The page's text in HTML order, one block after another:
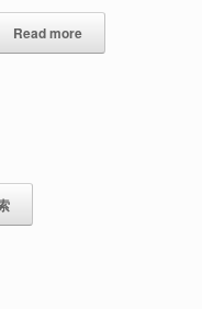
Read more